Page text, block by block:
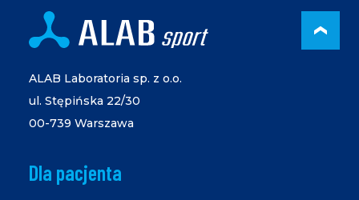
ALAB Laboratoria sp. z o.o.
ul. Stępińska 22/30
00-739 Warszawa
Dla pacjenta